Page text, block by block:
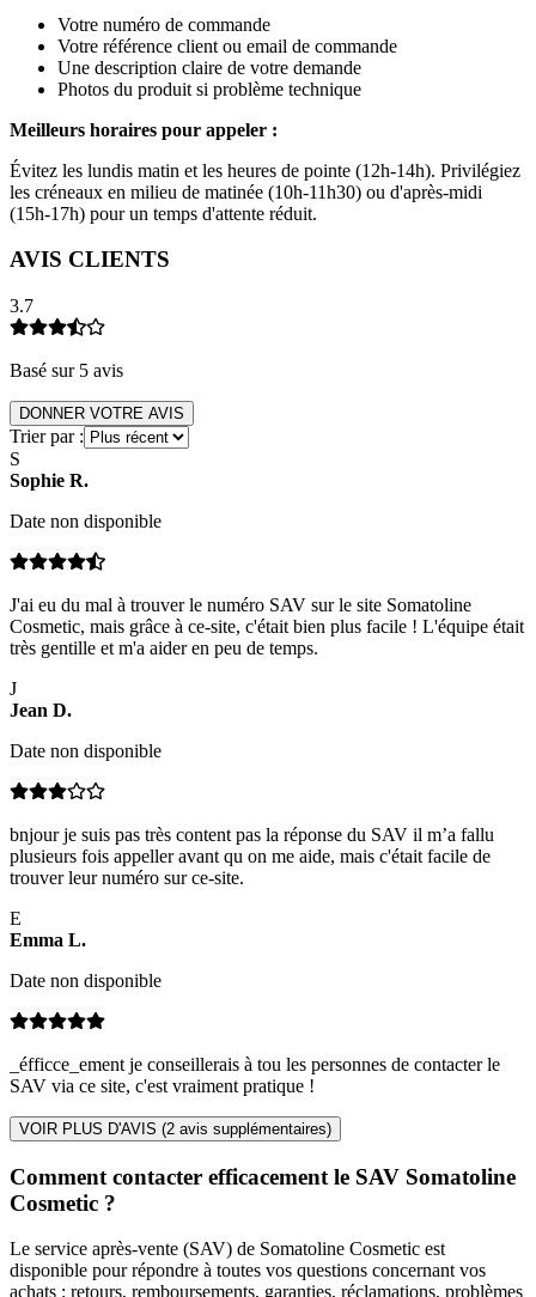
Votre numéro de commande
Votre référence client ou email de commande
Une description claire de votre demande
Photos du produit si problème technique
Meilleurs horaires pour appeler :
Évitez les lundis matin et les heures de pointe (12h-14h). Privilégiez
les créneaux en milieu de matinée (10h-11h30) ou d'après-midi
(15h-17h) pour un temps d'attente réduit.
AVIS CLIENTS
3.7
Basé sur 5 avis
DONNER VOTRE AVIS
Trier par :
S
Sophie R.
Date non disponible
J'ai eu du mal à trouver le numéro SAV sur le site Somatoline
Cosmetic, mais grâce à ce-site, c'était bien plus facile ! L'équipe était
très gentille et m'a aider en peu de temps.
J
Jean D.
Date non disponible
bnjour je suis pas très content pas la réponse du SAV il m’a fallu
plusieurs fois appeller avant qu on me aide, mais c'était facile de
trouver leur numéro sur ce-site.
E
Emma L.
Date non disponible
_éfficce_ement je conseillerais à tou les personnes de contacter le
SAV via ce site, c'est vraiment pratique !
VOIR PLUS D'AVIS (2 avis supplémentaires)
Comment contacter efficacement le SAV Somatoline
Cosmetic ?
Le service après-vente (SAV) de Somatoline Cosmetic est
disponible pour répondre à toutes vos questions concernant vos
achats : retours, remboursements, garanties, réclamations, problèmes